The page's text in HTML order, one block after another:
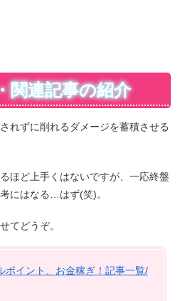
関連記事の紹介
れずに削れるダメージを蓄積させる
ほど上手くはないですが、一応終盤
にはなる…はず(笑)。
てどうぞ。
ポイント、お金稼ぎ！記事一覧/